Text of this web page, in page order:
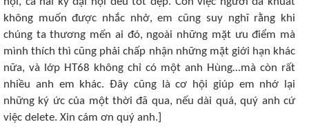
không muốn được nhắc nhở, em cũng suy nghĩ rằng khi
chúng ta thương mến ai đó, ngoài những mặt ưu điểm mà
mình thích thì cũng phải chấp nhận những mặt giới hạn khác
nữa, và lớp HT68 không chỉ có một anh Hùng…mà còn rất
nhiều anh em khác. Đây cũng là cơ hội giúp em nhớ lại
những ký ức của một thời đã qua, nếu dài quá, quý anh cứ
việc delete. Xin cám ơn quý anh.]